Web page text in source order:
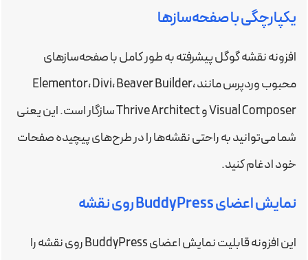
یکپارچگی با صفحه‌سازها
افزونه نقشه گوگل پیشرفته به طور کامل با صفحه‌سازهای
محبوب وردپرس مانند Elementor، Divi، Beaver Builder،
Visual Composer و Thrive Architect سازگار است. این یعنی
شما می‌توانید به راحتی نقشه‌ها را در طرح‌های پیچیده صفحات
خود ادغام کنید.
نمایش اعضای BuddyPress روی نقشه
این افزونه قابلیت نمایش اعضای BuddyPress روی نقشه را